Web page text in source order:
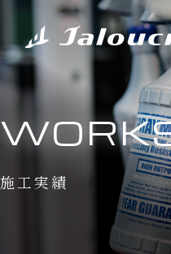
施工実績